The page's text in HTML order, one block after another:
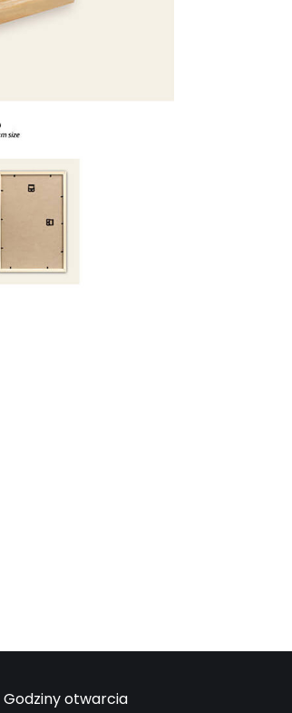
Godziny otwarcia